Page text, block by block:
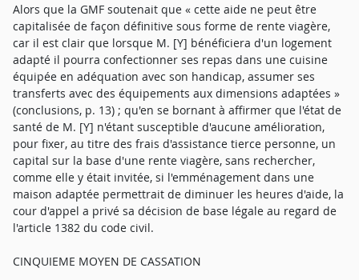
Alors que la GMF soutenait que « cette aide ne peut être
capitalisée de façon définitive sous forme de rente viagère,
car il est clair que lorsque M. [Y] bénéficiera d'un logement
adapté il pourra confectionner ses repas dans une cuisine
équipée en adéquation avec son handicap, assumer ses
transferts avec des équipements aux dimensions adaptées »
(conclusions, p. 13) ; qu'en se bornant à affirmer que l'état de
santé de M. [Y] n'étant susceptible d'aucune amélioration,
pour fixer, au titre des frais d'assistance tierce personne, un
capital sur la base d'une rente viagère, sans rechercher,
comme elle y était invitée, si l'emménagement dans une
maison adaptée permettrait de diminuer les heures d'aide, la
cour d'appel a privé sa décision de base légale au regard de
l'article 1382 du code civil.
CINQUIEME MOYEN DE CASSATION